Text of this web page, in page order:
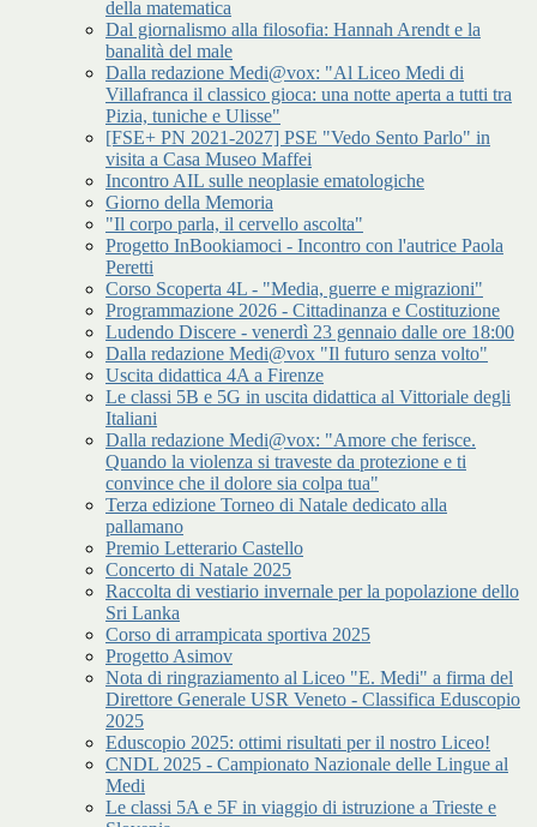
della matematica
Dal giornalismo alla filosofia: Hannah Arendt e la
banalità del male
Dalla redazione Medi@vox: "Al Liceo Medi di
Villafranca il classico gioca: una notte aperta a tutti tra
Pizia, tuniche e Ulisse"
[FSE+ PN 2021-2027] PSE "Vedo Sento Parlo" in
visita a Casa Museo Maffei
Incontro AIL sulle neoplasie ematologiche
Giorno della Memoria
"Il corpo parla, il cervello ascolta"
Progetto InBookiamoci - Incontro con l'autrice Paola
Peretti
Corso Scoperta 4L - "Media, guerre e migrazioni"
Programmazione 2026 - Cittadinanza e Costituzione
Ludendo Discere - venerdì 23 gennaio dalle ore 18:00
Dalla redazione Medi@vox "Il futuro senza volto"
Uscita didattica 4A a Firenze
Le classi 5B e 5G in uscita didattica al Vittoriale degli
Italiani
Dalla redazione Medi@vox: "Amore che ferisce.
Quando la violenza si traveste da protezione e ti
convince che il dolore sia colpa tua"
Terza edizione Torneo di Natale dedicato alla
pallamano
Premio Letterario Castello
Concerto di Natale 2025
Raccolta di vestiario invernale per la popolazione dello
Sri Lanka
Corso di arrampicata sportiva 2025
Progetto Asimov
Nota di ringraziamento al Liceo "E. Medi" a firma del
Direttore Generale USR Veneto - Classifica Eduscopio
2025
Eduscopio 2025: ottimi risultati per il nostro Liceo!
CNDL 2025 - Campionato Nazionale delle Lingue al
Medi
Le classi 5A e 5F in viaggio di istruzione a Trieste e